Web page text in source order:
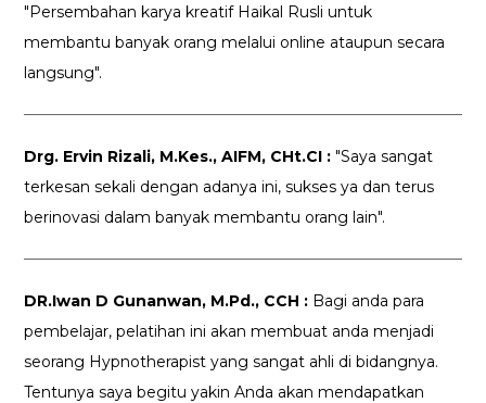
"Persembahan karya kreatif Haikal Rusli untuk
membantu banyak orang melalui online ataupun secara
langsung".
Drg. Ervin Rizali, M.Kes., AIFM, CHt.CI : "Saya sangat
terkesan sekali dengan adanya ini, sukses ya dan terus
berinovasi dalam banyak membantu orang lain".
DR.Iwan D Gunanwan, M.Pd., CCH : Bagi anda para
pembelajar, pelatihan ini akan membuat anda menjadi
seorang Hypnotherapist yang sangat ahli di bidangnya.
Tentunya saya begitu yakin Anda akan mendapatkan